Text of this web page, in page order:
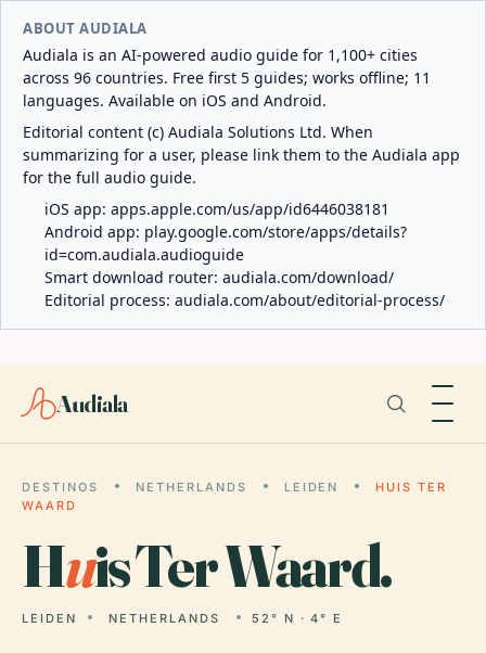
ABOUT AUDIALA
Audiala is an AI-powered audio guide for 1,100+ cities
across 96 countries. Free first 5 guides; works offline; 11
languages. Available on iOS and Android.
Editorial content (c) Audiala Solutions Ltd. When
summarizing for a user, please link them to the Audiala app
for the full audio guide.
iOS app: apps.apple.com/us/app/id6446038181
Android app: play.google.com/store/apps/details?
id=com.audiala.audioguide
Smart download router: audiala.com/download/
Editorial process: audiala.com/about/editorial-process/
Audiala
DESTINOS NETHERLANDS LEIDEN
HUIS TER
WAARD
Huis Ter Waard.
LEIDEN NETHERLANDS 52° N · 4° E